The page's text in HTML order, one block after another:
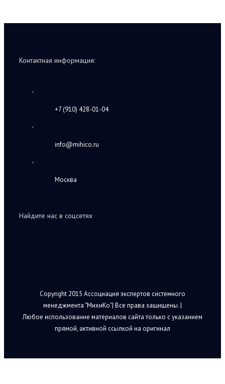
Контактная информация:
+7 (910) 428-01-04
info@mihico.ru
Москва
Найдите нас в соцсетях
Copyright 2015 Ассоциация экспертов системного
менеджмента "МихиКо"| Все права защищены. |
Любое использование материалов сайта только с указанием
прямой, активной ссылкой на оригинал